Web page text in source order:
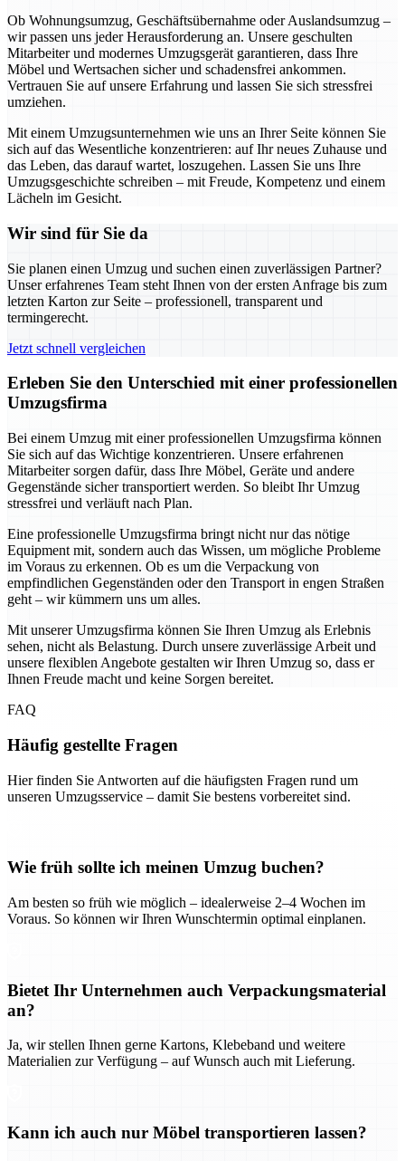
Ob Wohnungsumzug, Geschäftsübernahme oder Auslandsumzug –
wir passen uns jeder Herausforderung an. Unsere geschulten
Mitarbeiter und modernes Umzugsgerät garantieren, dass Ihre
Möbel und Wertsachen sicher und schadensfrei ankommen.
Vertrauen Sie auf unsere Erfahrung und lassen Sie sich stressfrei
umziehen.
Mit einem Umzugsunternehmen wie uns an Ihrer Seite können Sie
sich auf das Wesentliche konzentrieren: auf Ihr neues Zuhause und
das Leben, das darauf wartet, loszugehen. Lassen Sie uns Ihre
Umzugsgeschichte schreiben – mit Freude, Kompetenz und einem
Lächeln im Gesicht.
Wir sind für Sie da
Sie planen einen Umzug und suchen einen zuverlässigen Partner?
Unser erfahrenes Team steht Ihnen von der ersten Anfrage bis zum
letzten Karton zur Seite – professionell, transparent und
termingerecht.
Jetzt schnell vergleichen
Erleben Sie den Unterschied mit einer professionellen
Umzugsfirma
Bei einem Umzug mit einer professionellen Umzugsfirma können
Sie sich auf das Wichtige konzentrieren. Unsere erfahrenen
Mitarbeiter sorgen dafür, dass Ihre Möbel, Geräte und andere
Gegenstände sicher transportiert werden. So bleibt Ihr Umzug
stressfrei und verläuft nach Plan.
Eine professionelle Umzugsfirma bringt nicht nur das nötige
Equipment mit, sondern auch das Wissen, um mögliche Probleme
im Voraus zu erkennen. Ob es um die Verpackung von
empfindlichen Gegenständen oder den Transport in engen Straßen
geht – wir kümmern uns um alles.
Mit unserer Umzugsfirma können Sie Ihren Umzug als Erlebnis
sehen, nicht als Belastung. Durch unsere zuverlässige Arbeit und
unsere flexiblen Angebote gestalten wir Ihren Umzug so, dass er
Ihnen Freude macht und keine Sorgen bereitet.
FAQ
Häufig gestellte Fragen
Hier finden Sie Antworten auf die häufigsten Fragen rund um
unseren Umzugsservice – damit Sie bestens vorbereitet sind.
Wie früh sollte ich meinen Umzug buchen?
Am besten so früh wie möglich – idealerweise 2–4 Wochen im
Voraus. So können wir Ihren Wunschtermin optimal einplanen.
Bietet Ihr Unternehmen auch Verpackungsmaterial
an?
Ja, wir stellen Ihnen gerne Kartons, Klebeband und weitere
Materialien zur Verfügung – auf Wunsch auch mit Lieferung.
Kann ich auch nur Möbel transportieren lassen?